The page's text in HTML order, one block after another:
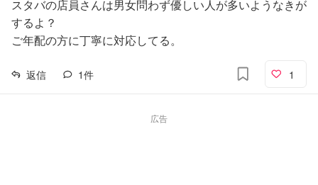
スタバの店員さんは男女問わず優しい人が多いようなきが
するよ？
ご年配の方に丁寧に対応してる。
返信 1件 1
広告